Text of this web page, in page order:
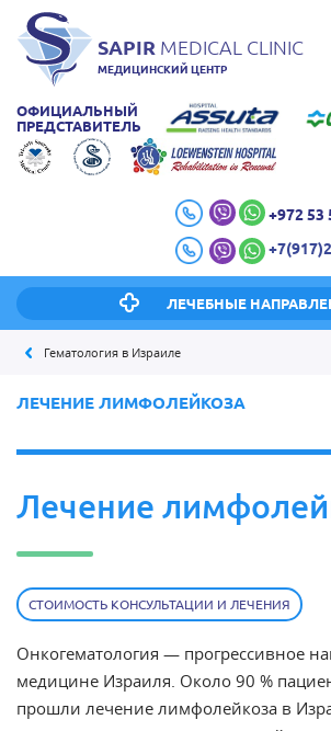
SAPIR MEDICAL CLINIC
МЕДИЦИНСКИЙ ЦЕНТР
ОФИЦИАЛЬНЫЙ
ПРЕДСТАВИТЕЛЬ
+972 53
ЛЕЧЕБНЫЕ
Гематология в Израиле
ЛЕЧЕНИЕ ЛИМФОЛЕЙКОЗА
Лечение
СТОИМОСТЬ КОНСУЛЬТАЦИИ И ЛЕЧЕНИЯ
Онкогематология — прогрессивное
медицине Израиля. Около 90 %
прошли лечение лимфолейкоза в